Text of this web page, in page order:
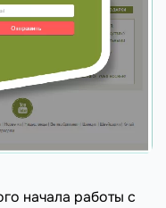
начала работы с